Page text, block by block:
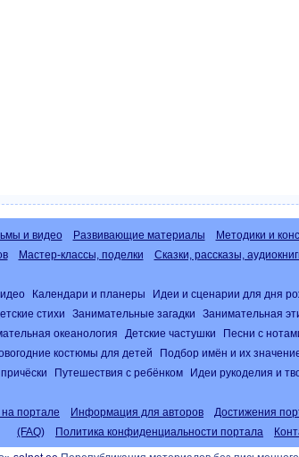
и видео Развивающие материалы Методики и
Мастер-классы, поделки Сказки, рассказы,
Календари и планеры Идеи и сценарии для дня
стихи Занимательные загадки Занимательная
океанология Детские частушки Песни с
костюмы для детей Подбор имён и их
причёски
Путешествия с ребёнком Идеи рукоделия и
портале Информация для авторов Достижения
(FAQ)
Политика конфиденциальности портала